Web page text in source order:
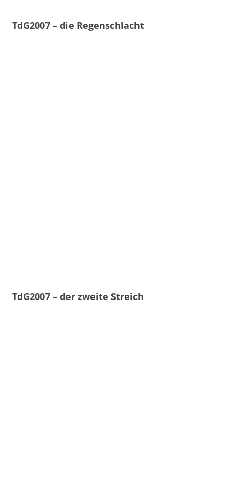
TdG2007 – die Regenschlacht
TdG2007 – der zweite Streich